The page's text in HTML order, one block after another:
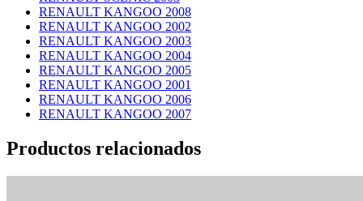
RENAULT KANGOO 2008
RENAULT KANGOO 2002
RENAULT KANGOO 2003
RENAULT KANGOO 2004
RENAULT KANGOO 2005
RENAULT KANGOO 2001
RENAULT KANGOO 2006
RENAULT KANGOO 2007
Productos relacionados